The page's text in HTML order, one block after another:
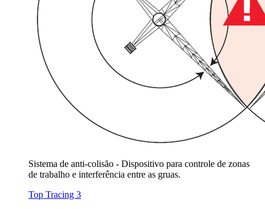
Sistema de anti-colisão - Dispositivo para controle de zonas
de trabalho e interferência entre as gruas.
Top Tracing 3